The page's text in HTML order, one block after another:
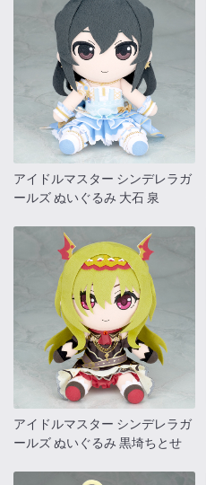
アイドルマスター シンデレラガ
ールズ ぬいぐるみ 大石 泉
アイドルマスター シンデレラガ
ールズ ぬいぐるみ 黒埼ちとせ